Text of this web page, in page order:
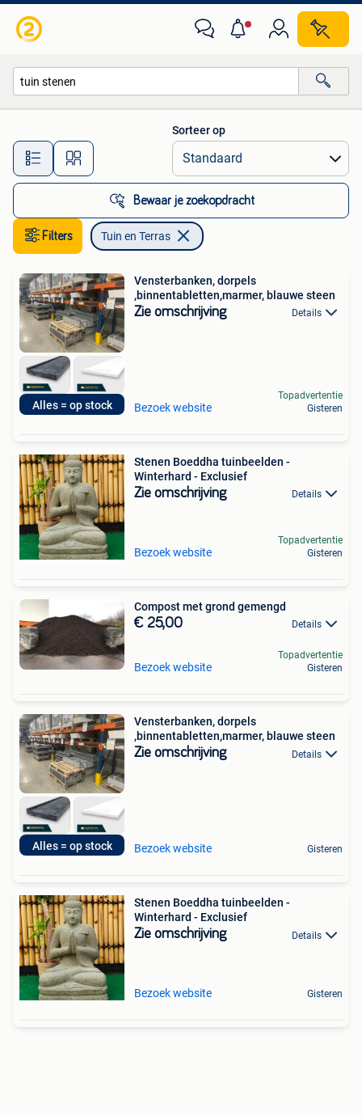
Alle afstanden…
Sorteer op
Bewaar je zoekopdracht
Filters Tuin en Terras
Alles = op stock
Vensterbanken, dorpels
,binnentabletten,marmer, blauwe steen
Zie omschrijving Details
Bezoek website
Topadvertentie
Gisteren
Stenen Boeddha tuinbeelden -
Winterhard - Exclusief
Zie omschrijving Details
Bezoek website
Topadvertentie
Gisteren
Compost met grond gemengd
€ 25,00 Details
Bezoek website
Topadvertentie
Gisteren
Alles = op stock
Vensterbanken, dorpels
,binnentabletten,marmer, blauwe steen
Zie omschrijving Details
Bezoek website Gisteren
Stenen Boeddha tuinbeelden -
Winterhard - Exclusief
Zie omschrijving Details
Bezoek website Gisteren